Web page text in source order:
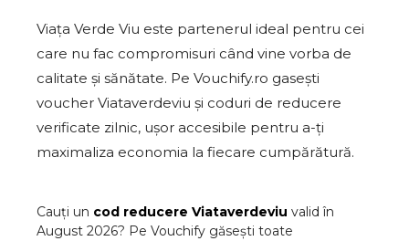
Viața Verde Viu este partenerul ideal pentru cei
care nu fac compromisuri când vine vorba de
calitate și sănătate. Pe Vouchify.ro gasești
voucher Viataverdeviu și coduri de reducere
verificate zilnic, ușor accesibile pentru a-ți
maximaliza economia la fiecare cumpărătură.
Cauți un cod reducere Viataverdeviu valid în
August 2026? Pe Vouchify găsești toate